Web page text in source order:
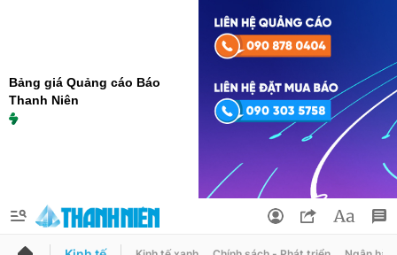
Bảng giá Quảng cáo Báo
Thanh Niên